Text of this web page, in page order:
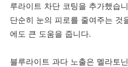
루라이트 차단 코팅을 추가했습
단순히 눈의 피로를 줄여주는 것
에도 큰 도움을 줍니다.
블루라이트 과다 노출은 멜라토